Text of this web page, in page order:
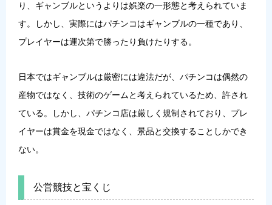
り、ギャンブルというよりは娯楽の一形態と考えられていま
す。しかし、実際にはパチンコはギャンブルの一種であり、
プレイヤーは運次第で勝ったり負けたりする。
日本ではギャンブルは厳密には違法だが、パチンコは偶然の
産物ではなく、技術のゲームと考えられているため、許され
ている。しかし、パチンコ店は厳しく規制されており、プレ
イヤーは賞金を現金ではなく、景品と交換することしかでき
ない。
公営競技と宝くじ